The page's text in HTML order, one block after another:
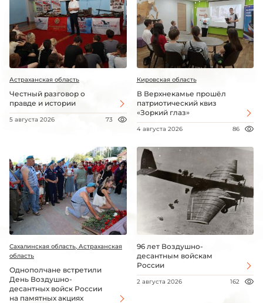
Астраханская область
Честный разговор о
правде и истории
5 августа 2026 73
Кировская область
В Верхнекамье прошёл
патриотический квиз
«Зоркий глаз»
4 августа 2026 86
Сахалинская область, Астраханская
область
Однополчане встретили
День Воздушно-
десантных войск России
на памятных акциях
96 лет Воздушно-
десантным войскам
России
2 августа 2026 162